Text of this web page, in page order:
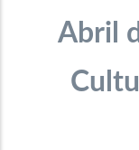
Abril